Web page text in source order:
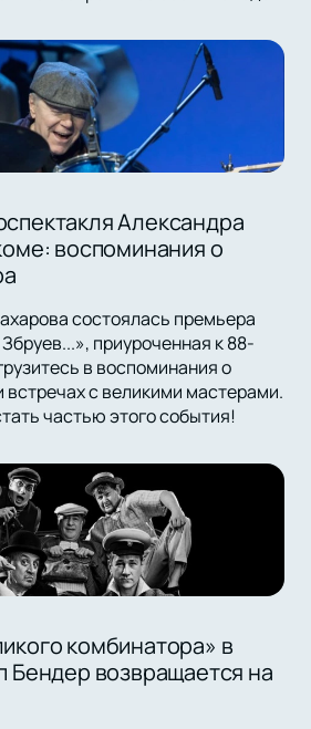
Александра
воспоминания о
состоялась премьера
приуроченная к 88-
в воспоминания о
встречах с великими мастерами.
частью этого события!
комбинатора» в
Бендер возвращается на